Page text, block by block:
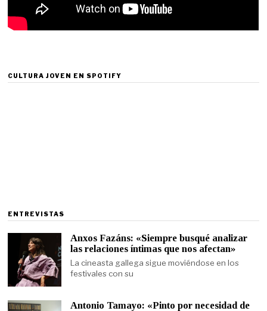
CULTURA JOVEN EN SPOTIFY
ENTREVISTAS
Anxos Fazáns: «Siempre busqué analizar
las relaciones íntimas que nos afectan»
La cineasta gallega sigue moviéndose en los
festivales con su
Antonio Tamayo: «Pinto por necesidad de